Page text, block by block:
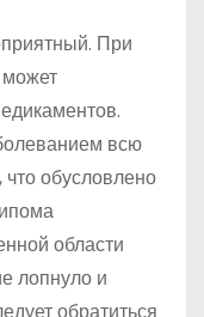
При
всю
что обусловлено
области
лопнуло и